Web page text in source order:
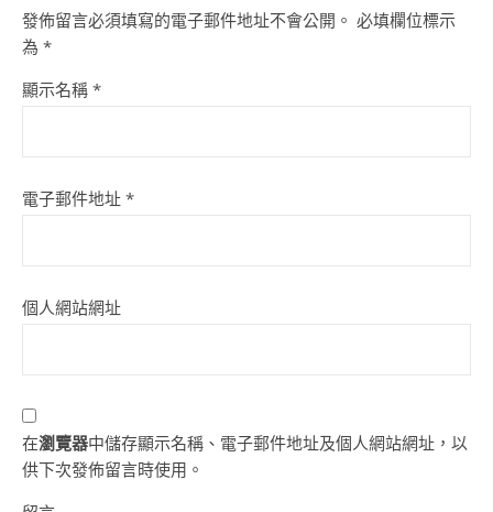
發佈留言必須填寫的電子郵件地址不會公開。 必填欄位標示
為 *
顯示名稱 *
電子郵件地址 *
個人網站網址
在瀏覽器中儲存顯示名稱、電子郵件地址及個人網站網址，以
供下次發佈留言時使用。